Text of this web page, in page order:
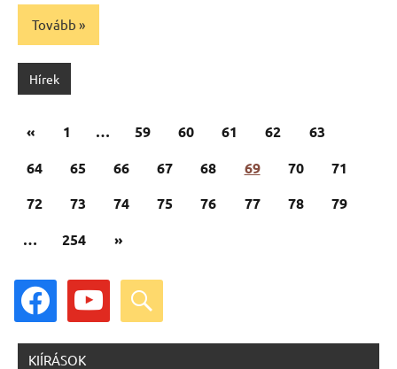
Tovább
Hírek
Bejegyzések
lapozása
«Előző
1 … 59 60 61 62
63
64
65 66 67 68 69 70
71
72
73 74 75 76 77 78
79
…
254
Következő
»
facebook youtube search
KIÍRÁSOK